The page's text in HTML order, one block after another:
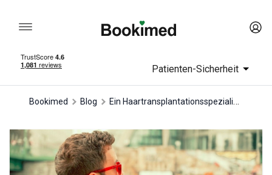
Patienten-Sicherheit
Bookimed Blog Ein Haartransplantationsspezialist Oya Şişman beantwortet häufig gestellte Fragen zur Haartransplantation